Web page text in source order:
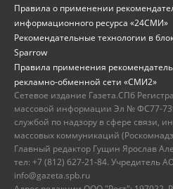
Правила о применении
информационного ресурса «24СМИ»
Рекомендательные технологии в
Sparrow
Правила применения
рекламно-обменной сети «СМИ2»
Сетевое издание Газета.СПб
массовой информации Эл № ФС77-
службой по надзору в сфере связи,
массовых коммуникаций
Главный редактор Гущин Ярослав
тел: +7 (812) 627-21-84. Учредитель
info@gazeta.spb.ru